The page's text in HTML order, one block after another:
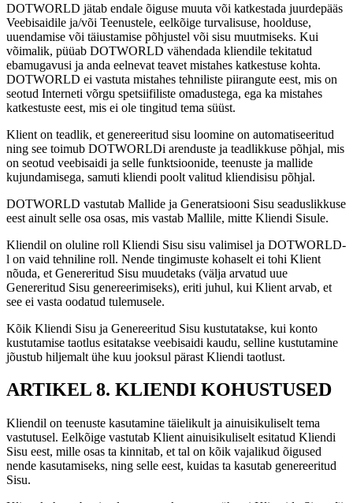
DOTWORLD jätab endale õiguse muuta või katkestada juurdepääs
Veebisaidile ja/või Teenustele, eelkõige turvalisuse, hoolduse,
uuendamise või täiustamise põhjustel või sisu muutmiseks. Kui
võimalik, püüab DOTWORLD vähendada kliendile tekitatud
ebamugavusi ja anda eelnevat teavet mistahes katkestuse kohta.
DOTWORLD ei vastuta mistahes tehniliste piirangute eest, mis on
seotud Interneti võrgu spetsiifiliste omadustega, ega ka mistahes
katkestuste eest, mis ei ole tingitud tema süüst.
Klient on teadlik, et genereeritud sisu loomine on automatiseeritud
ning see toimub DOTWORLDi arenduste ja teadlikkuse põhjal, mis
on seotud veebisaidi ja selle funktsioonide, teenuste ja mallide
kujundamisega, samuti kliendi poolt valitud kliendisisu põhjal.
DOTWORLD vastutab Mallide ja Generatsiooni Sisu seaduslikkuse
eest ainult selle osa osas, mis vastab Mallile, mitte Kliendi Sisule.
Kliendil on oluline roll Kliendi Sisu sisu valimisel ja DOTWORLD-
l on vaid tehniline roll. Nende tingimuste kohaselt ei tohi Klient
nõuda, et Genereritud Sisu muudetaks (välja arvatud uue
Genereritud Sisu genereerimiseks), eriti juhul, kui Klient arvab, et
see ei vasta oodatud tulemusele.
Kõik Kliendi Sisu ja Genereeritud Sisu kustutatakse, kui konto
kustutamise taotlus esitatakse veebisaidi kaudu, selline kustutamine
jõustub hiljemalt ühe kuu jooksul pärast Kliendi taotlust.
ARTIKEL 8. KLIENDI KOHUSTUSED
Kliendil on teenuste kasutamine täielikult ja ainuisikuliselt tema
vastutusel. Eelkõige vastutab Klient ainuisikuliselt esitatud Kliendi
Sisu eest, mille osas ta kinnitab, et tal on kõik vajalikud õigused
nende kasutamiseks, ning selle eest, kuidas ta kasutab genereeritud
Sisu.